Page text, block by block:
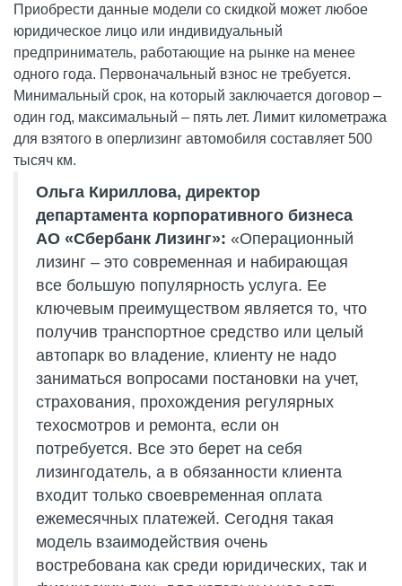
Приобрести данные модели со скидкой может любое
юридическое лицо или индивидуальный
предприниматель, работающие на рынке на менее
одного года. Первоначальный взнос не требуется.
Минимальный срок, на который заключается договор –
один год, максимальный – пять лет. Лимит километража
для взятого в оперлизинг автомобиля составляет 500
тысяч км.
Ольга Кириллова, директор
департамента корпоративного бизнеса
АО «Сбербанк Лизинг»: «Операционный
лизинг – это современная и набирающая
все большую популярность услуга. Ее
ключевым преимуществом является то, что
получив транспортное средство или целый
автопарк во владение, клиенту не надо
заниматься вопросами постановки на учет,
страхования, прохождения регулярных
техосмотров и ремонта, если он
потребуется. Все это берет на себя
лизингодатель, а в обязанности клиента
входит только своевременная оплата
ежемесячных платежей. Сегодня такая
модель взаимодействия очень
востребована как среди юридических, так и